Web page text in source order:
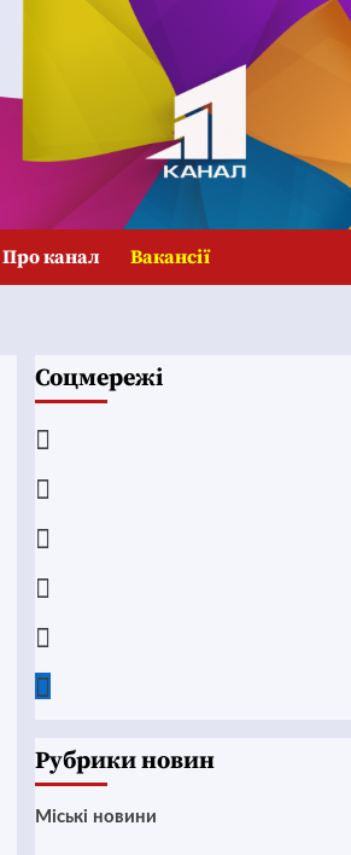
Про канал Вакансії
Соцмережі
Рубрики новин
Mіські новини